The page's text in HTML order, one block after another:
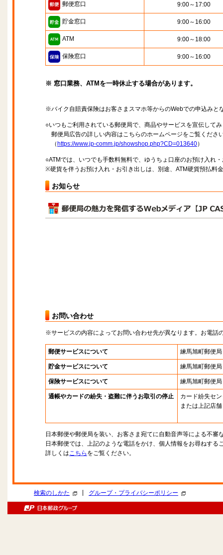
郵便窓口 9:00～17:00
貯金窓口 9:00～16:00
ATM 9:00～18:00
保険窓口 9:00～16:00
※ 窓口業務、ATMを一時休止する場合があります。
※バイク自賠責保険はお客さまスマホ等からのWebでの申込みと
○いつもご利用されている郵便局で、商品やサービスを宣伝して
郵便局広告の詳しい内容はこちらのホームページをご覧くださ
（ https://www.jp-comm.jp/showshop.php?CD=013640）
○ATMでは、いつでも手数料無料で、ゆうちょ口座のお預け入れ
※硬貨を伴うお預け入れ・お引き出しは、別途、ATM硬貨預払料
お知らせ
お問い合わせ
※サービスの内容によってお問い合わせ先が異なります。お電話
郵便サービスについて 練馬旭町郵便局
貯金サービスについて 練馬旭町郵便局
保険サービスについて 練馬旭町郵便局
通帳やカードの紛失・盗難に伴うお取引の停止
カード紛失セ
または上記店舗
日本郵便や郵便局を装い、お客さま宛てに自動音声等による不審
日本郵便では、上記のような電話をかけ、個人情報をお尋ねする
詳しくはこちら をご覧ください。
検索のしかた グループ・プライバシーポリシー